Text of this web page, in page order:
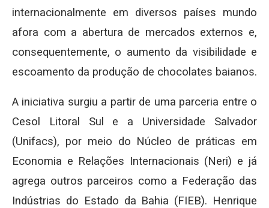
internacionalmente em diversos países mundo
afora com a abertura de mercados externos e,
consequentemente, o aumento da visibilidade e
escoamento da produção de chocolates baianos.
A iniciativa surgiu a partir de uma parceria entre o
Cesol Litoral Sul e a Universidade Salvador
(Unifacs), por meio do Núcleo de práticas em
Economia e Relações Internacionais (Neri) e já
agrega outros parceiros como a Federação das
Indústrias do Estado da Bahia (FIEB). Henrique